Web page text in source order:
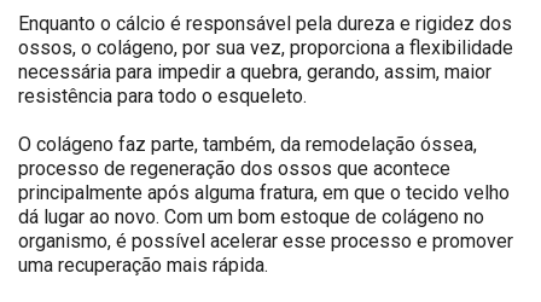
Enquanto o cálcio é responsável pela dureza e rigidez dos
ossos, o colágeno, por sua vez, proporciona a flexibilidade
necessária para impedir a quebra, gerando, assim, maior
resistência para todo o esqueleto.
O colágeno faz parte, também, da remodelação óssea,
processo de regeneração dos ossos que acontece
principalmente após alguma fratura, em que o tecido velho
dá lugar ao novo. Com um bom estoque de colágeno no
organismo, é possível acelerar esse processo e promover
uma recuperação mais rápida.